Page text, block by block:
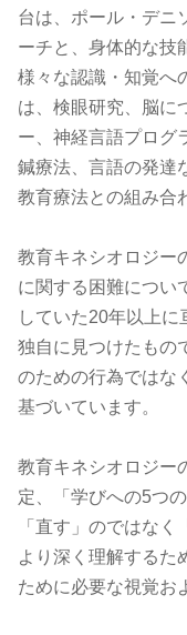
台は、ポール・デニ
ーチと、身体的な技
様々な認識・知覚へ
は、検眼研究、脳に
ー、神経言語プログ
鍼療法、言語の発達
教育療法との組み合
教育キネシオロジー
に関する困難につい
していた20年以上
独自に見つけたもの
のための行為ではな
基づいています。
教育キネシオロジー
定、「学びへの5つ
「直す」のではな
より深く理解するた
ために必要な視覚お